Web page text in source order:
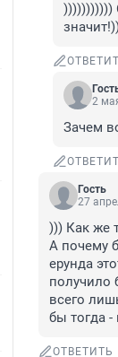
)))))))))))
2
Зачем
Гость
27
))) Как же
А почему
ерунда
получило
всего
бы тогда -
ОТВЕТИТЬ